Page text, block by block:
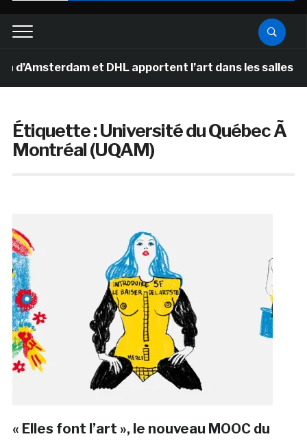
et DHL apportent l’art dans les salles de
Étiquette :Université du Québec Ã
Montréal (UQAM)
« Elles font l’art », le nouveau MOOC du